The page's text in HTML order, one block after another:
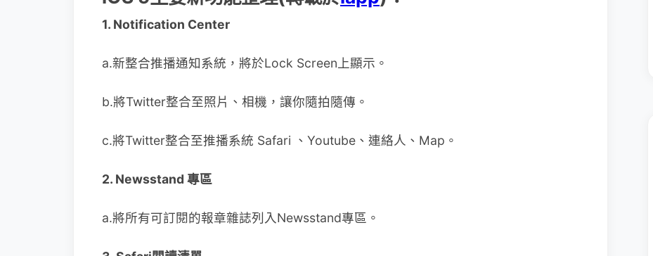
1. Notification Center
a.新整合推播通知系統，將於Lock Screen上顯示。
b.將Twitter整合至照片、相機，讓你隨拍隨傳。
c.將Twitter整合至推播系統 Safari 、Youtube、連絡人、Map。
2. Newsstand 專區
a.將所有可訂閱的報章雜誌列入Newsstand專區。